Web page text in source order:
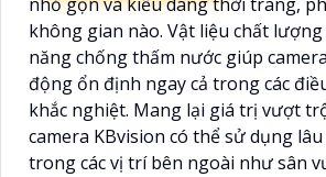
không gian nào. Vật liệu chất lượng
năng chống thấm nước giúp
động ổn định ngay cả trong các
khắc nghiệt. Mang lại giá trị vượt
camera KBvision có thể sử dụng
trong các vị trí bên ngoài như sân